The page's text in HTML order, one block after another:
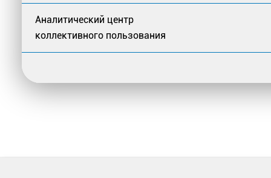
Аналитический центр
коллективного пользования